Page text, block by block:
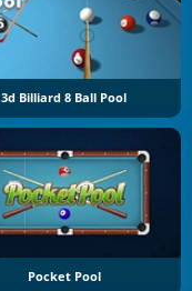
3d Billiard 8 Ball Pool
Pocket Pool